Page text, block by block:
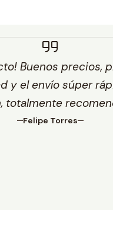
Buenos precios,
y el envío súper
totalmente
Felipe Torres